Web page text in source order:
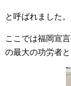
と呼ばれました。
ここでは福岡宣
の最大の功労者